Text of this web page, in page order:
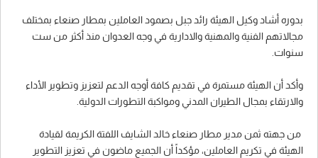
بدوره أشاد وكيل الهيئة رائد جبل بصمود العاملين بمطار صنعاء بمختلف
مجالاتهم الفنية والمهنية والادارية في وجه العدوان منذ أكثر من ست
سنوات.
وأكد أن الهيئة مستمرة في تقديم كافة أوجه الدعم لتعزيز وتطوير الأداء
والارتقاء بمجال الطيران المدني ومواكبة التطورات الدولية.
من جهته ثمن مدير مطار صنعاء خالد الشايف اللفتة الكريمة لقيادة
الهيئة في تكريم العاملين، مؤكداً أن الجميع ماضون في تعزيز التطوير